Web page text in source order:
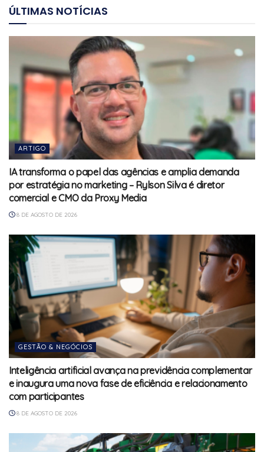
ÚLTIMAS NOTÍCIAS
ARTIGO
IA transforma o papel das agências e amplia demanda
por estratégia no marketing – Rylson Silva é diretor
comercial e CMO da Proxy Media
8 DE AGOSTO DE 2026
GESTÃO & NEGÓCIOS
Inteligência artificial avança na previdência complementar
e inaugura uma nova fase de eficiência e relacionamento
com participantes
8 DE AGOSTO DE 2026